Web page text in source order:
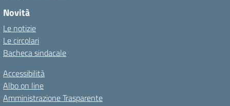
Novità
Le notizie
Le circolari
Bacheca sindacale
Accessibilità
Albo on line
Amministrazione Trasparente